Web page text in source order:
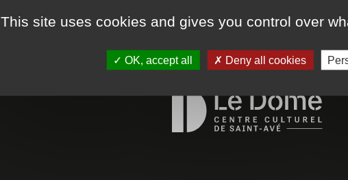
This site uses cookies and gives you control over
OK, accept all Deny all cookies